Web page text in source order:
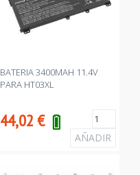
BATERIA 3400MAH 11.4V
PARA HT03XL
44,02€